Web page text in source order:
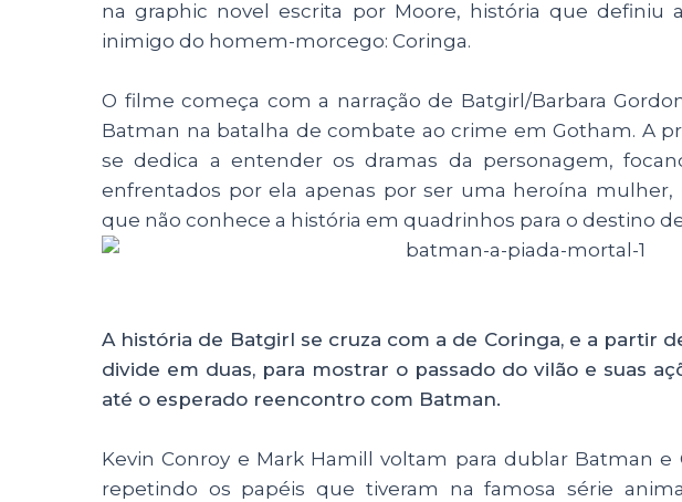
na graphic novel escrita por Moore, história que definiu
inimigo do homem-morcego: Coringa.
O filme começa com a narração de Batgirl/Barbara
Batman na batalha de combate ao crime em Gotham. A
se dedica a entender os dramas da personagem,
enfrentados por ela apenas por ser uma heroína mulher,
que não conhece a história em quadrinhos para o destino
A história de Batgirl se cruza com a de Coringa, e a partir
divide em duas, para mostrar o passado do vilão e suas
até o esperado reencontro com Batman.
Kevin Conroy e Mark Hamill voltam para dublar Batman e
repetindo os papéis que tiveram na famosa série